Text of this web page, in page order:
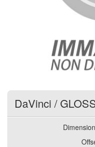
DaVinci /